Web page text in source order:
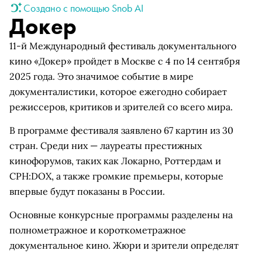
Создано с помощью Snob AI
Докер
11-й Международный фестиваль документального
кино «Докер» пройдет в Москве с 4 по 14 сентября
2025 года. Это значимое событие в мире
документалистики, которое ежегодно собирает
режиссеров, критиков и зрителей со всего мира.
В программе фестиваля заявлено 67 картин из 30
стран. Среди них — лауреаты престижных
кинофорумов, таких как Локарно, Роттердам и
CPH:DOX, а также громкие премьеры, которые
впервые будут показаны в России.
Основные конкурсные программы разделены на
полнометражное и короткометражное
документальное кино. Жюри и зрители определят